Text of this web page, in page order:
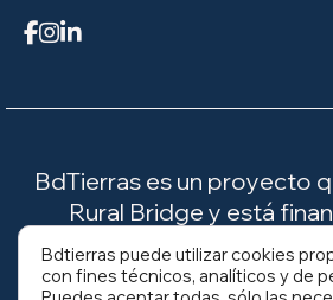
BdTierras es un proyecto
Rural Bridge y está
Ministerio para la
Reto Demográfico
Bdtierras puede utilizar cookies
con fines técnicos, analíticos y de